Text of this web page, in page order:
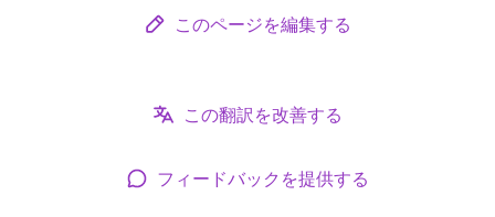
このページを編集する
この翻訳を改善する
フィードバックを提供する